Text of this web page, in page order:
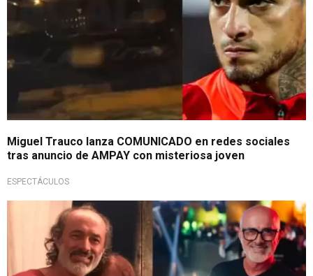
Miguel Trauco lanza COMUNICADO en redes sociales
tras anuncio de AMPAY con misteriosa joven
ESPECTÁCULOS
Abre su corazón